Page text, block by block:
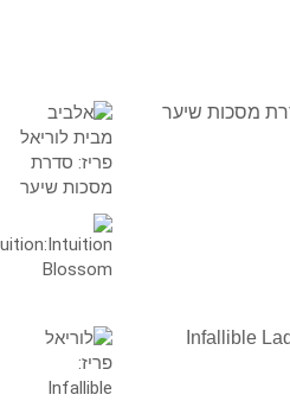
מסכות שיער